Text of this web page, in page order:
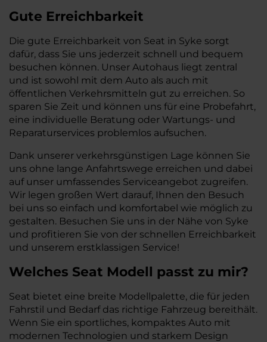
Gute Erreichbarkeit
Die gute Erreichbarkeit von Seat in Syke sorgt
dafür, dass Sie uns jederzeit schnell und bequem
besuchen können. Unser Autohaus liegt zentral
und ist sowohl mit dem Auto als auch mit
öffentlichen Verkehrsmitteln gut zu erreichen. So
sparen Sie Zeit und können uns für eine Probefahrt,
eine individuelle Beratung oder Wartungs- und
Reparaturservices problemlos aufsuchen.
Dank unserer verkehrsgünstigen Lage können Sie
uns ohne lange Anfahrtswege erreichen und dabei
auf unser umfassendes Serviceangebot zugreifen.
Wir legen großen Wert darauf, Ihnen den Besuch
bei uns so einfach und komfortabel wie möglich zu
gestalten. Besuchen Sie uns in der Nähe von Syke
und profitieren Sie von der schnellen Erreichbarkeit
und unserem erstklassigen Service!
Welches Seat Modell passt zu mir?
Seat bietet eine breite Modellpalette, die für jeden
Fahrstil und Bedarf das richtige Fahrzeug bereithält.
Wenn Sie ein sportliches, kompaktes Auto mit
modernen Technologien und starkem Design